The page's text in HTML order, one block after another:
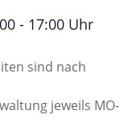
- 17:00 Uhr
sind nach
jeweils MO-